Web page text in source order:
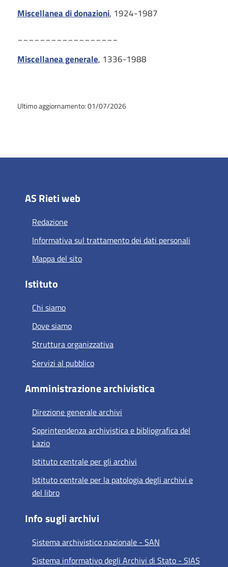
Miscellanea di donazioni, 1924-1987
Miscellanea generale, 1336-1988
Ultimo aggiornamento: 01/07/2026
AS Rieti web
Redazione
Informativa sul trattamento dei dati personali
Mappa del sito
Istituto
Chi siamo
Dove siamo
Struttura organizzativa
Servizi al pubblico
Amministrazione archivistica
Direzione generale archivi
Soprintendenza archivistica e bibliografica del
Lazio
Istituto centrale per gli archivi
Istituto centrale per la patologia degli archivi e
del libro
Info sugli archivi
Sistema archivistico nazionale - SAN
Sistema informativo degli Archivi di Stato - SIAS